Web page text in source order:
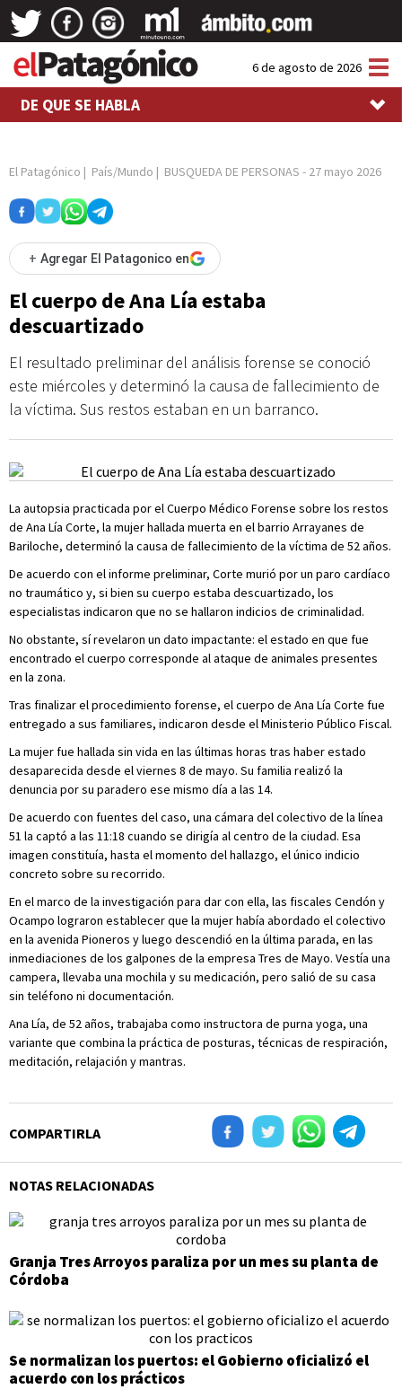
6 de agosto de 2026
DE QUE SE HABLA
El Patagónico | País/Mundo | BUSQUEDA DE PERSONAS - 27 mayo 2026
+ Agregar El Patagonico en
El cuerpo de Ana Lía estaba
descuartizado
El resultado preliminar del análisis forense se conoció
este miércoles y determinó la causa de fallecimiento de
la víctima. Sus restos estaban en un barranco.
La autopsia practicada por el Cuerpo Médico Forense sobre los restos
de Ana Lía Corte, la mujer hallada muerta en el barrio Arrayanes de
Bariloche, determinó la causa de fallecimiento de la víctima de 52 años.
De acuerdo con el informe preliminar, Corte murió por un paro cardíaco
no traumático y, si bien su cuerpo estaba descuartizado, los
especialistas indicaron que no se hallaron indicios de criminalidad.
No obstante, sí revelaron un dato impactante: el estado en que fue
encontrado el cuerpo corresponde al ataque de animales presentes
en la zona.
Tras finalizar el procedimiento forense, el cuerpo de Ana Lía Corte fue
entregado a sus familiares, indicaron desde el Ministerio Público Fiscal.
La mujer fue hallada sin vida en las últimas horas tras haber estado
desaparecida desde el viernes 8 de mayo. Su familia realizó la
denuncia por su paradero ese mismo día a las 14.
De acuerdo con fuentes del caso, una cámara del colectivo de la línea
51 la captó a las 11:18 cuando se dirigía al centro de la ciudad. Esa
imagen constituía, hasta el momento del hallazgo, el único indicio
concreto sobre su recorrido.
En el marco de la investigación para dar con ella, las fiscales Cendón y
Ocampo lograron establecer que la mujer había abordado el colectivo
en la avenida Pioneros y luego descendió en la última parada, en las
inmediaciones de los galpones de la empresa Tres de Mayo. Vestía una
campera, llevaba una mochila y su medicación, pero salió de su casa
sin teléfono ni documentación.
Ana Lía, de 52 años, trabajaba como instructora de purna yoga, una
variante que combina la práctica de posturas, técnicas de respiración,
meditación, relajación y mantras.
COMPARTIRLA
NOTAS RELACIONADAS
Granja Tres Arroyos paraliza por un mes su planta de
Córdoba
Se normalizan los puertos: el Gobierno oficializó el
acuerdo con los prácticos